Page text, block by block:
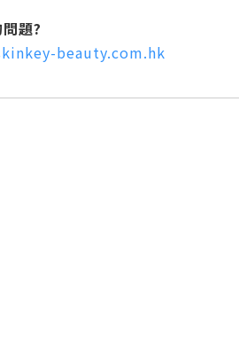
題?
beauty.com.hk